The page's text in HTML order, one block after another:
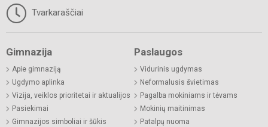
Tvarkaraščiai
Gimnazija
Apie gimnaziją
Ugdymo aplinka
Vizija, veiklos prioritetai ir aktualijos
Pasiekimai
Gimnazijos simboliai ir šūkis
Paslaugos
Vidurinis ugdymas
Neformalusis švietimas
Pagalba mokiniams ir tėvams
Mokinių maitinimas
Patalpų nuoma